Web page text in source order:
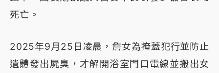
死亡。
2025年9月25日凌晨，詹女為掩蓋犯行並防止
遺體發出屍臭，才解開浴室門口電線並搬出女